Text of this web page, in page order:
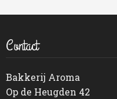
Contact
Bakkerij Aroma
Op de Heugden 42